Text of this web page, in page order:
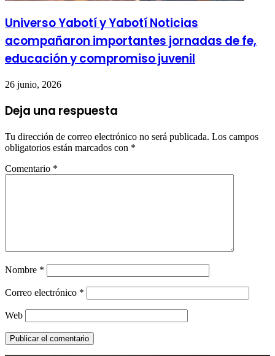
Universo Yabotí y Yabotí Noticias
acompañaron importantes jornadas de fe,
educación y compromiso juvenil
26 junio, 2026
Deja una respuesta
Tu dirección de correo electrónico no será publicada. Los campos
obligatorios están marcados con *
Comentario *
Nombre *
Correo electrónico *
Web